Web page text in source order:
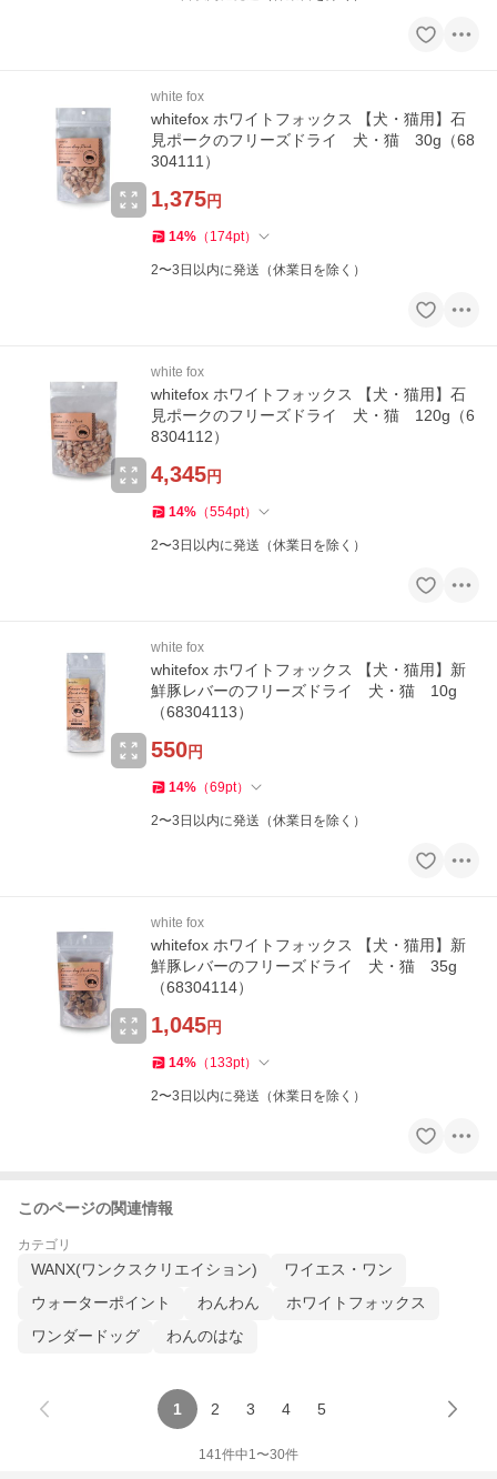
white fox
whitefox ホワイトフォックス 【犬・猫用】石
見ポークのフリーズドライ 犬・猫 30g（68
304111）
1,375円
14% （ 174pt）
2〜3日以内に発送（休業日を除く）
white fox
whitefox ホワイトフォックス 【犬・猫用】石
見ポークのフリーズドライ 犬・猫 120g（6
8304112）
4,345円
14% （554pt）
2〜3日以内に発送（休業日を除く）
white fox
whitefox ホワイトフォックス 【犬・猫用】新
鮮豚レバーのフリーズドライ 犬・猫 10g
（68304113）
550円
14% （69pt）
2〜3日以内に発送（休業日を除く）
white fox
whitefox ホワイトフォックス 【犬・猫用】新
鮮豚レバーのフリーズドライ 犬・猫 35g
（68304114）
1,045円
14% （ 133pt）
2〜3日以内に発送（休業日を除く）
このページの関連情報
カテゴリ
WANX(ワンクスクリエイション)
ワイエス・ワン
ウォーターポイント
わんわん
ホワイトフォックス
ワンダードッグ
わんのはな
1 2 3 4 5
141件中1〜30件